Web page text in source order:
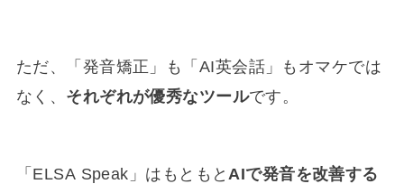
ただ、「発音矯正」も「AI英会話」もオマケでは
なく、 それぞれが優秀なツールです。
「ELSA Speak」はもともと AIで発音を改善する